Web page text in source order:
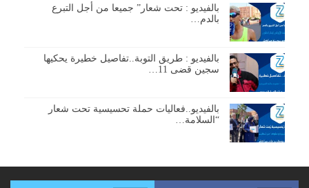
بالفيديو : تحت شعار” جميعا من أجل التبرع
بالدم…
بالفيديو : طريق التوبة..تفاصيل خطيرة يحكيها
سجين قضى 11…
بالفيديو..فعاليات حملة تحسيسية تحت شعار
“السلامة…